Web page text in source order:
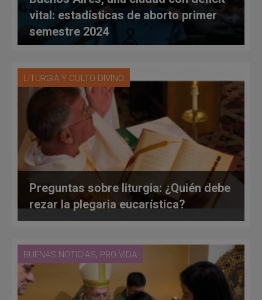
vital: estadísticas de aborto primer
semestre 2024
LITURGIA Y CULTO DIVINO
Preguntas sobre liturgia: ¿Quién debe
rezar la plegaria eucarística?
BUENAS NOTICIAS, PRO VIDA